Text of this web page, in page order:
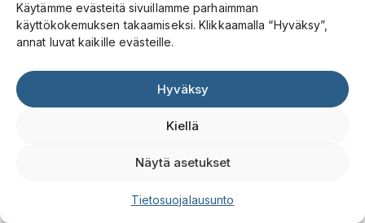
Käytämme evästeitä sivuillamme parhaimman
käyttökokemuksen takaamiseksi. Klikkaamalla “Hyväksy”,
annat luvat kaikille evästeille.
Hyväksy
Kiellä
Näytä asetukset
Tietosuojalausunto